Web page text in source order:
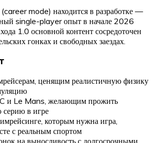
mode) находится в разработке —
single-player опыт в начале 2026
1.0 основной контент сосредоточен
гонках и свободных заездах.
ценящим реалистичную физику
и Le Mans, желающим прожить
в игре
которым нужна игра,
с реальным спортом